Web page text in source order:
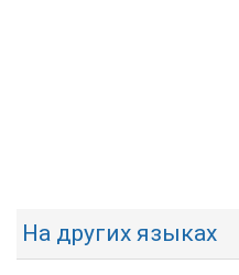
На других языках